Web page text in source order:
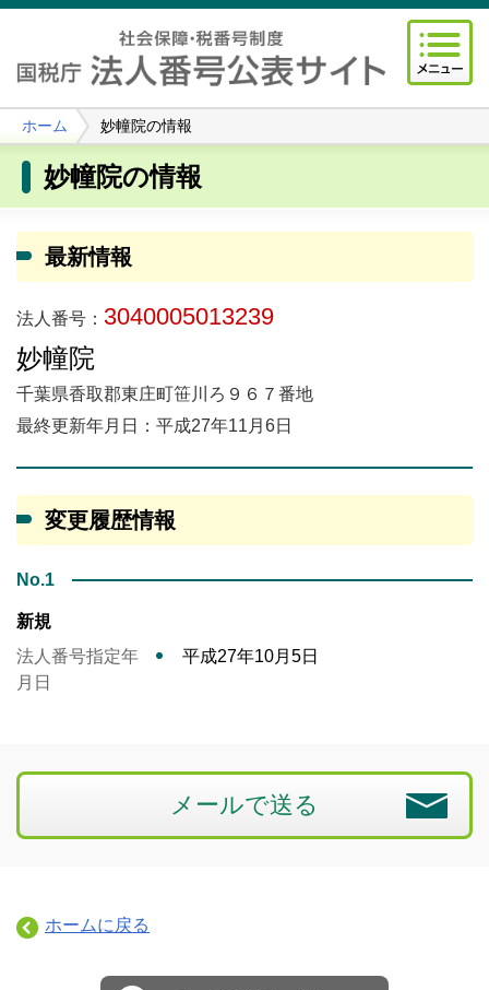
ホーム 妙幢院の情報
妙幢院の情報
最新情報
法人番号： 3040005013239
妙幢院
千葉県香取郡東庄町笹川ろ９６７番地
最終更新年月日：平成27年11月6日
変更履歴情報
No.1
新規
法人番号指定年
月日
平成27年10月5日
メールで送る
ホームに戻る